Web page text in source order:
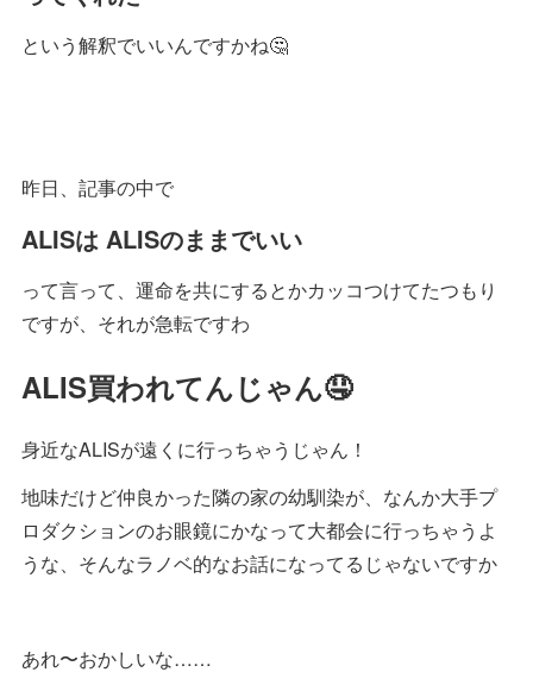
という解釈でいいんですかね🤔
昨日、記事の中で
ALISは ALISのままでいい
って言って、運命を共にするとかカッコつけてたつもり
ですが、それが急転ですわ
ALIS買われてんじゃん🤤
身近なALISが遠くに行っちゃうじゃん！
地味だけど仲良かった隣の家の幼馴染が、なんか大手プ
ロダクションのお眼鏡にかなって大都会に行っちゃうよ
うな、そんなラノベ的なお話になってるじゃないですか
あれ〜おかしいな……